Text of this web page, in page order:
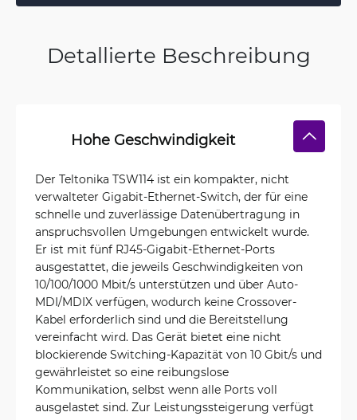
Detallierte Beschreibung
Hohe Geschwindigkeit
Der Teltonika TSW114 ist ein kompakter, nicht
verwalteter Gigabit-Ethernet-Switch, der für eine
schnelle und zuverlässige Datenübertragung in
anspruchsvollen Umgebungen entwickelt wurde.
Er ist mit fünf RJ45-Gigabit-Ethernet-Ports
ausgestattet, die jeweils Geschwindigkeiten von
10/100/1000 Mbit/s unterstützen und über Auto-
MDI/MDIX verfügen, wodurch keine Crossover-
Kabel erforderlich sind und die Bereitstellung
vereinfacht wird. Das Gerät bietet eine nicht
blockierende Switching-Kapazität von 10 Gbit/s und
gewährleistet so eine reibungslose
Kommunikation, selbst wenn alle Ports voll
ausgelastet sind. Zur Leistungssteigerung verfügt